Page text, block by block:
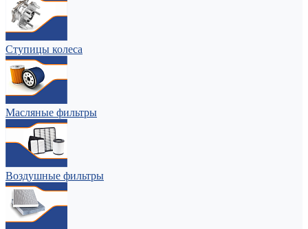
Ступицы колеса
Масляные фильтры
Воздушные фильтры